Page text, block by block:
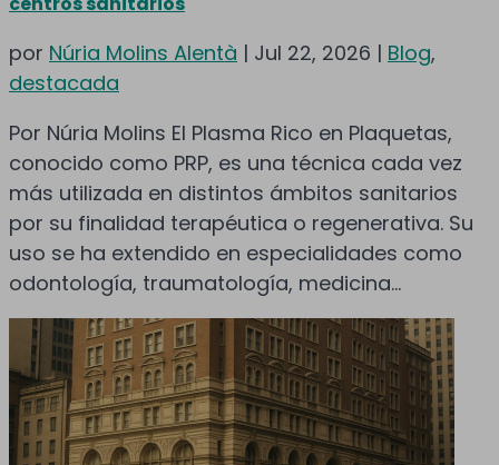
por Núria Molins Alentà | Jul 22, 2026 | Blog,
destacada
Por Núria Molins El Plasma Rico en Plaquetas,
conocido como PRP, es una técnica cada vez
más utilizada en distintos ámbitos sanitarios
por su finalidad terapéutica o regenerativa. Su
uso se ha extendido en especialidades como
odontología, traumatología, medicina...